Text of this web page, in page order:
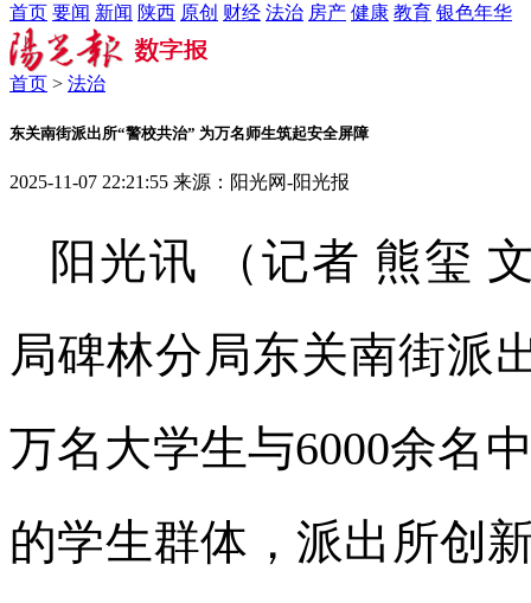
首页 要闻 新闻 陕西 原创 财经 法治 房产 健康 教育 银色年华
首页 > 法治
​东关南街派出所“警校共治” 为万名师生筑起安全屏障
2025-11-07 22:21:55 来源：阳光网-阳光报
阳光讯 （记者 熊玺
局碑林分局东关南街派
万名大学生与6000余名
的学生群体，派出所创